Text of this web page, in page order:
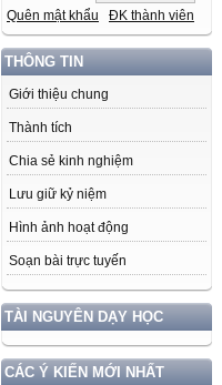
Quên mật khẩu ĐK thành viên
THÔNG TIN
Giới thiệu chung
Thành tích
Chia sẻ kinh nghiệm
Lưu giữ kỷ niệm
Hình ảnh hoạt động
Soạn bài trực tuyến
TÀI NGUYÊN DẠY HỌC
CÁC Ý KIẾN MỚI NHẤT